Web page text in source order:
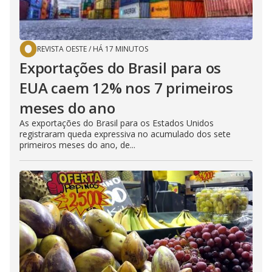
o
REVISTA OESTE/ HÁ 17 MINUTOS
Exportações do Brasil para os
EUA caem 12% nos 7 primeiros
meses do ano
As exportações do Brasil para os Estados Unidos
registraram queda expressiva no acumulado dos sete
primeiros meses do ano, de...